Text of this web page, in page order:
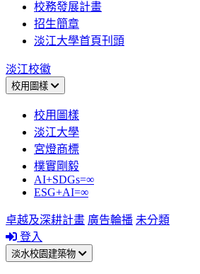
校務發展計畫
招生簡章
淡江大學首頁刊頭
淡江校徽
校用圖樣
校用圖樣
淡江大學
宮燈商標
樸實剛毅
AI+SDGs=∞
ESG+AI=∞
卓越及深耕計畫 廣告輪播 未分類
登入
淡水校園建築物